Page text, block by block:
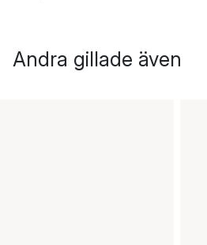
Andra gillade även